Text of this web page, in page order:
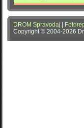
DROM Spravodaj
Copyright © 2004-2026